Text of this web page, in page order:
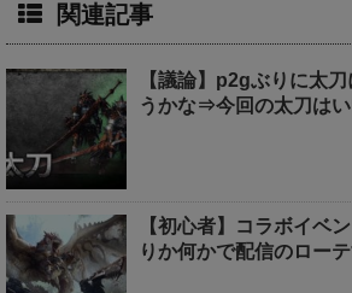
関連記事
【議論】p2gぶりに太
うかな⇒今回の太刀は
【初心者】コラボイベ
りか何かで配信のロー